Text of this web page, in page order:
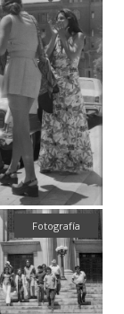
Fotografía